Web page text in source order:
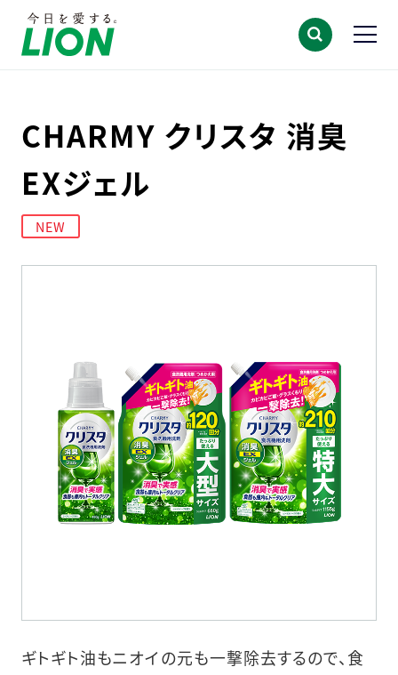
CHARMY クリスタ 消臭
EXジェル
NEW
ギトギト油もニオイの元も一撃除去するので、食